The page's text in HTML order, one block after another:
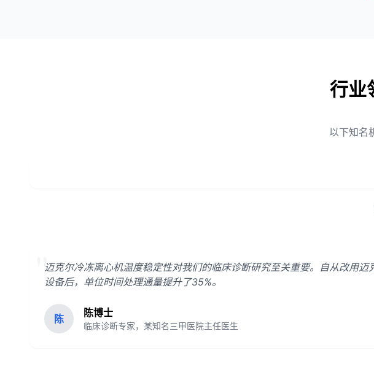
行业
以下知名
"
迈克尔冷冻离心机温度稳定性对我们的临床诊断研究至关重要。自从改用迈
设备后，单位时间处理通量提升了35%。
陈 陈博士
临床诊断专家，某知名三甲医院主任医生